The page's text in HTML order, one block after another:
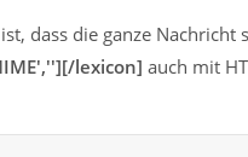
ist, dass die ganze
lexicon] auch mit